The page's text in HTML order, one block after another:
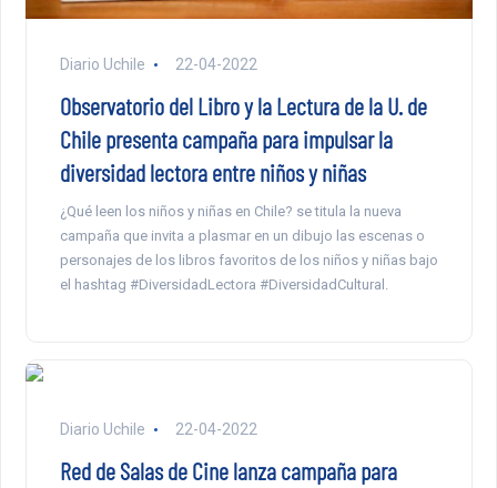
Diario Uchile 22-04-2022
Observatorio del Libro y la Lectura de la U. de
Chile presenta campaña para impulsar la
diversidad lectora entre niños y niñas
¿Qué leen los niños y niñas en Chile? se titula la nueva
campaña que invita a plasmar en un dibujo las escenas o
personajes de los libros favoritos de los niños y niñas bajo
el hashtag #DiversidadLectora #DiversidadCultural.
Diario Uchile 22-04-2022
Red de Salas de Cine lanza campaña para